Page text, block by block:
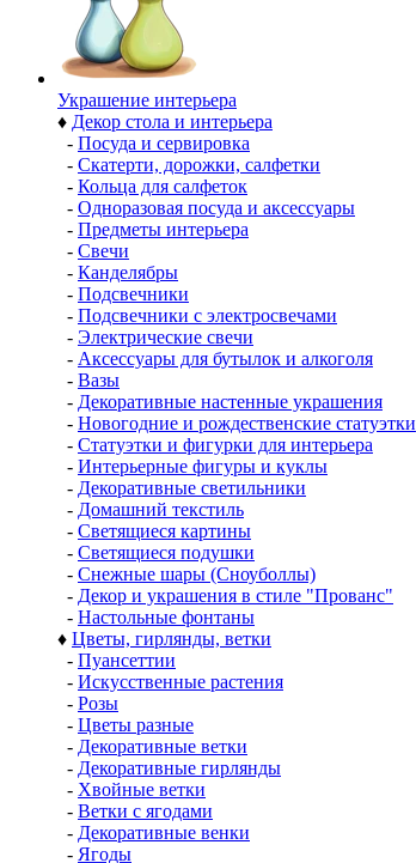
Украшение интерьера
♦ Декор стола и интерьера
- Посуда и сервировка
- Скатерти, дорожки, салфетки
- Кольца для салфеток
- Одноразовая посуда и аксессуары
- Предметы интерьера
- Свечи
- Канделябры
- Подсвечники
- Подсвечники с электросвечами
- Электрические свечи
- Аксессуары для бутылок и алкоголя
- Вазы
- Декоративные настенные украшения
- Новогодние и рождественские статуэтки
- Статуэтки и фигурки для интерьера
- Интерьерные фигуры и куклы
- Декоративные светильники
- Домашний текстиль
- Светящиеся картины
- Светящиеся подушки
- Снежные шары (Сноуболлы)
- Декор и украшения в стиле "Прованс"
- Настольные фонтаны
♦ Цветы, гирлянды, ветки
- Пуансеттии
- Искусственные растения
- Розы
- Цветы разные
- Декоративные ветки
- Декоративные гирлянды
- Хвойные ветки
- Ветки с ягодами
- Декоративные венки
- Ягоды